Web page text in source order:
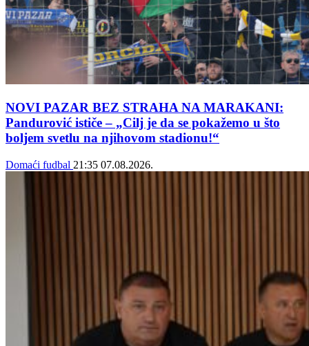
NOVI PAZAR BEZ STRAHA NA MARAKANI:
Pandurović ističe – „Cilj je da se pokažemo u što
boljem svetlu na njihovom stadionu!“
Domaći fudbal 21:35 07.08.2026.